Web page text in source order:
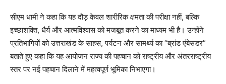
सीएम धामी ने कहा कि यह दौड़ केवल शारीरिक क्षमता की परीक्षा नहीं, बल्कि
इच्छाशक्ति, धैर्य और आत्मविश्वास को मजबूत करने का माध्यम भी है। उन्होंने
प्रतिभागियों को उत्तराखंड के साहस, पर्यटन और सामर्थ्य का “ब्रांड एंबेसडर”
बताते हुए कहा कि यह आयोजन राज्य की पहचान को राष्ट्रीय और अंतरराष्ट्रीय
स्तर पर नई पहचान दिलाने में महत्वपूर्ण भूमिका निभाएगा।